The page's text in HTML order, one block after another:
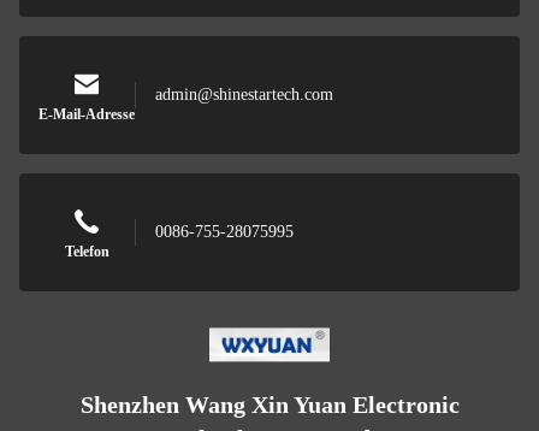
E-Mail-Adresse
admin@shinestartech.com
Telefon
0086-755-28075995
Shenzhen Wang Xin Yuan Electronic